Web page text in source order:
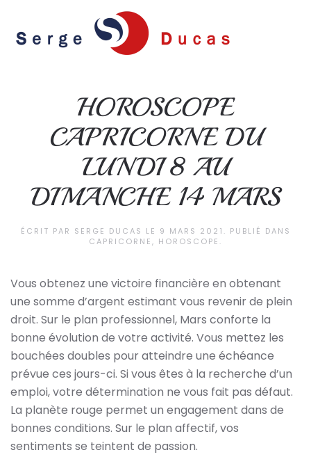
Skip to main content
HOROSCOPE
CAPRICORNE DU
LUNDI 8 AU
DIMANCHE 14 MARS
ÉCRIT PAR SERGE DUCAS LE 9 MARS 2021 . PUBLIÉ DANS
CAPRICORNE, HOROSCOPE .
Vous obtenez une victoire financière en obtenant
une somme d’argent estimant vous revenir de plein
droit. Sur le plan professionnel, Mars conforte la
bonne évolution de votre activité. Vous mettez les
bouchées doubles pour atteindre une échéance
prévue ces jours-ci. Si vous êtes à la recherche d’un
emploi, votre détermination ne vous fait pas défaut.
La planète rouge permet un engagement dans de
bonnes conditions. Sur le plan affectif, vos
sentiments se teintent de passion.